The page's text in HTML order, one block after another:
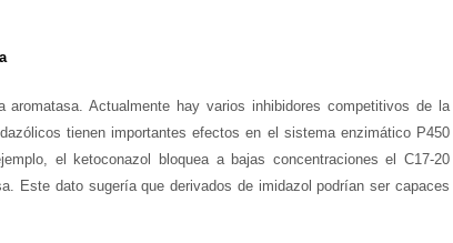
aromatasa. Actualmente hay varios inhibidores competitivos de la
tienen importantes efectos en el sistema enzimático P450
el ketoconazol bloquea a bajas concentraciones el C17-20
Este dato sugería que derivados de imidazol podrían ser capaces